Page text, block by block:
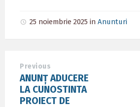
25 noiembrie 2025 in Anunturi
Previous
ANUNȚ ADUCERE
LA CUNOSTINTA
PROIECT DE